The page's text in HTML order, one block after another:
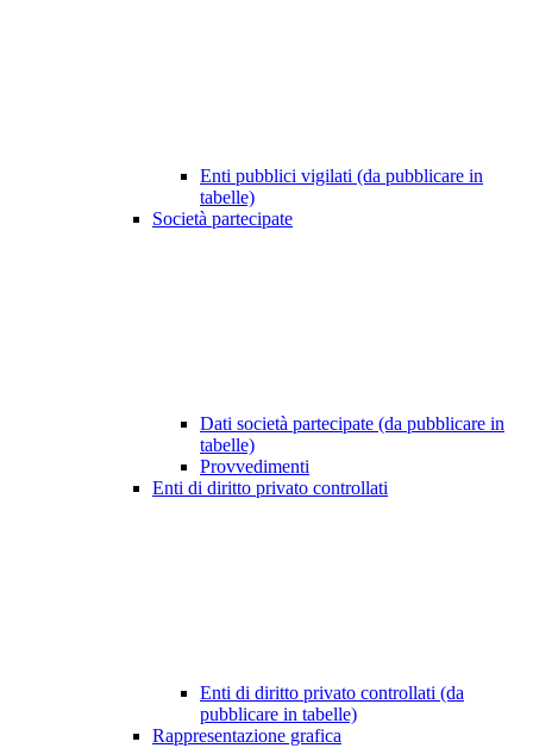
Enti pubblici vigilati (da pubblicare in
tabelle)
Società partecipate
Dati società partecipate (da pubblicare in
tabelle)
Provvedimenti
Enti di diritto privato controllati
Enti di diritto privato controllati (da
pubblicare in tabelle)
Rappresentazione grafica